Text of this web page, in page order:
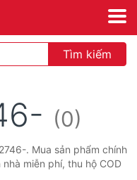
Tìm kiếm
(0)
. Mua sản phẩm chính
miễn phí, thu hộ COD